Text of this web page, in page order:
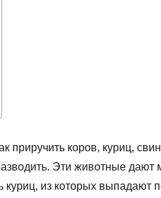
приручить коров, куриц,
Эти животные
куриц, из которых выпадают